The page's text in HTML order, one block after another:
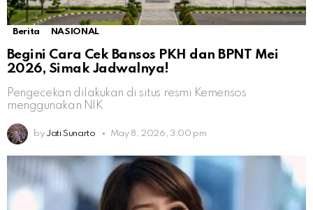
Berita NASIONAL
Begini Cara Cek Bansos PKH dan BPNT Mei
2026, Simak Jadwalnya!
Pengecekan dilakukan di situs resmi Kemensos
menggunakan NIK
by Jati Sunarto May 8, 2026, 3:00 pm